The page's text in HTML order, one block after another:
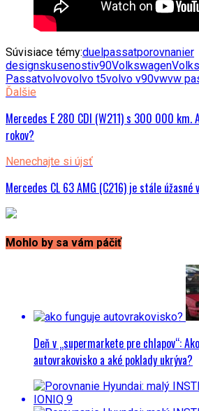
Súvisiace témy:duelpassatporovnanier
designskusenostiv90Volkswagen
Passatvolvovolvo t5volvo v90vwvw
Ďalšie
Mercedes E 280 CDI (W211) s 300 000 km.
rokov?
Nenechajte si újsť
Mercedes CL 63 AMG (C216) je stále úžasné
Mohlo by sa vám páčiť
Deň v „supermarkete pre chlapov“:
autovrakovisko a aké poklady ukrýva?